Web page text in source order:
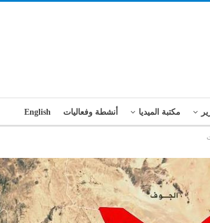
مكتبة الميديا أنشطة وفعاليات English